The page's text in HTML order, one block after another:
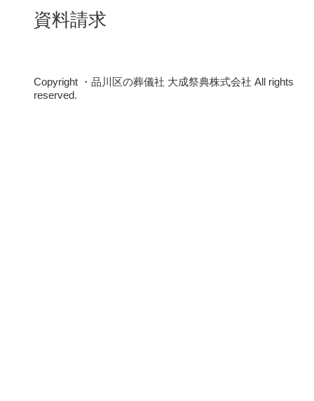
資料請求
Copyright ・品川区の葬儀社 大成祭典株式会社 All rights
reserved.